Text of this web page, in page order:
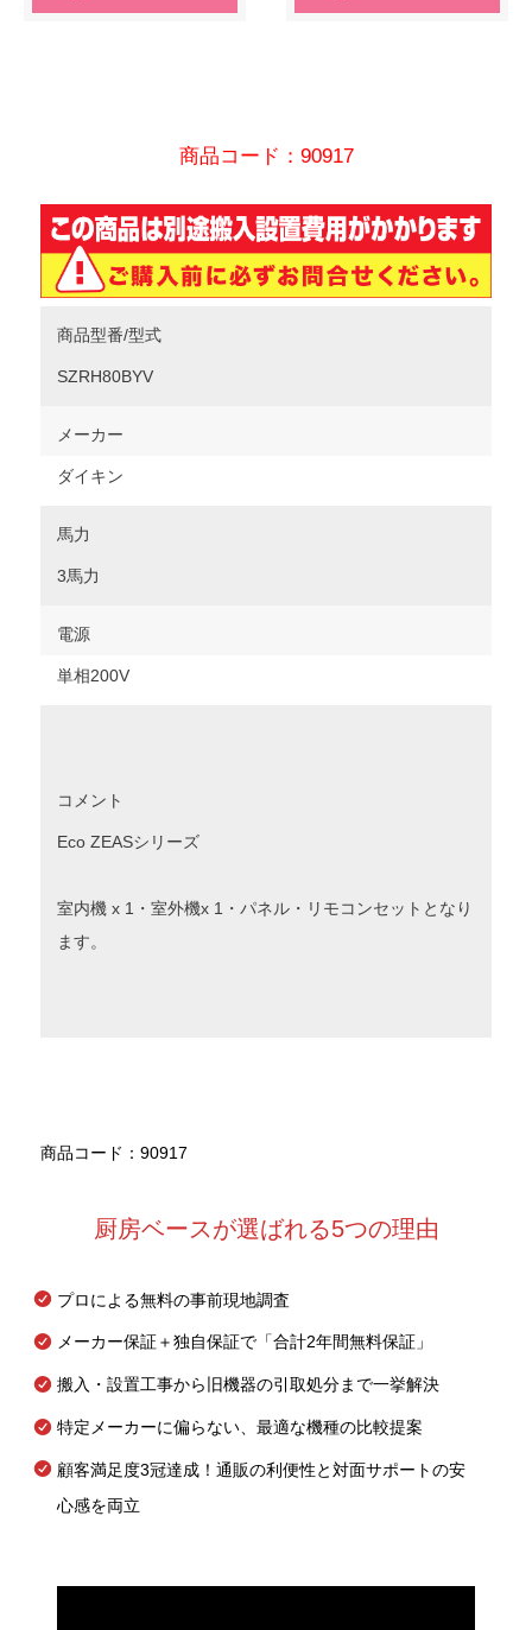
商品コード：90917
商品型番/型式
SZRH80BYV
メーカー
ダイキン
馬力
3馬力
電源
単相200V
コメント
Eco ZEASシリーズ
室内機 x 1・室外機x 1・パネル・リモコンセットとなり
ます。
商品コード：90917
厨房ベースが選ばれる5つの理由
プロによる無料の事前現地調査
メーカー保証＋独自保証で「合計2年間無料保証」
搬入・設置工事から旧機器の引取処分まで一挙解決
特定メーカーに偏らない、最適な機種の比較提案
顧客満足度3冠達成！通販の利便性と対面サポートの安
心感を両立